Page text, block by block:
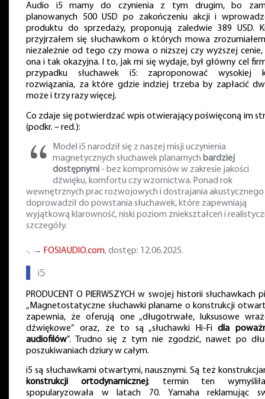
Audio i5 mamy do czynienia z tym drugim, bo
planowanych 500 USD po zakończeniu akcji i
produktu do sprzedaży, proponują zaledwie 389 USD.
przyjrzałem się słuchawkom o których mowa
niezależnie od tego czy mowa o niższej czy wyższej
ona i tak okazyjna. I to, jak mi się wydaje, był główny cel
przypadku słuchawek i5: zaproponować wysokiej
rozwiązania, za które gdzie indziej trzeba by zapłacić
może i trzy razy więcej.
Co zdaje się potwierdzać wpis otwierający poświęconą im
(podkr. – red.):
Model i5 narodził się z naszej misji uczynienia
magnetycznych słuchawek planarnych bardziej
dostępnymi - bez kompromisów w zakresie jakości
dźwięku, komfortu czy wzornictwa. Ponad rok
wewnętrznych prac rozwojowych i dostrajania akustycznego
doprowadził do powstania słuchawek, które zapewniają
wyjątkową klarowność, niski poziom zniekształceń i
szczegóły.
⸜ → FOSIAUDIO.com, dostęp: 12.06.2025.
i5
PRODUCENT O PIERWSZYCH w swojej historii słuchawkach
„Magnetostatyczne słuchawki planarne o konstrukcji
zapewnia, że oferują one „długotrwałe, luksusowe
dźwiękowe” oraz, że to są „słuchawki Hi-Fidla
audiofilów”. Trudno się z tym nie zgodzić, nawet po
poszukiwaniach dziury w całym.
i5 są słuchawkami otwartymi, nausznymi. Są też
konstrukcji ortodynamicznej; termin ten
spopularyzowała w latach 70. Yamaha reklamując